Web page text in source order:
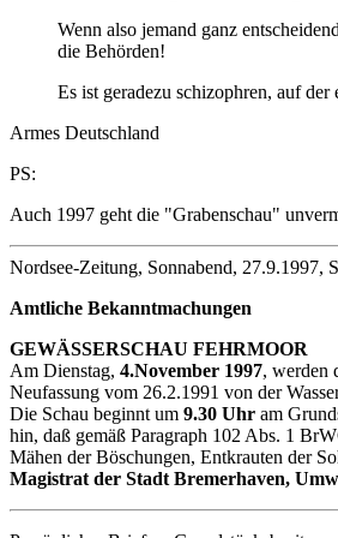
Wenn also jemand ganz
die Behörden!
Es ist geradezu schizophren, auf
Armes Deutschland
PS:
Auch 1997 geht die "Grabenschau"
Nordsee-Zeitung, Sonnabend, 27.9.1997,
Amtliche Bekanntmachungen
GEWÄSSERSCHAU FEHRMOOR
Am Dienstag, 4.November 1997, werden
Neufassung vom 26.2.1991 von der
Die Schau beginnt um 9.30 Uhr am
hin, daß gemäß Paragraph 102 Abs. 1
Mähen der Böschungen, Entkrauten der
Magistrat der Stadt Bremerhaven,